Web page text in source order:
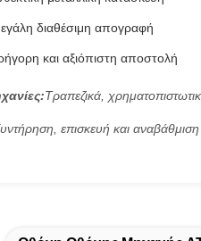
διαθέσιμη απογραφή
και αξιόπιστη αποστολή
Τραπεζικά,
επισκευή και